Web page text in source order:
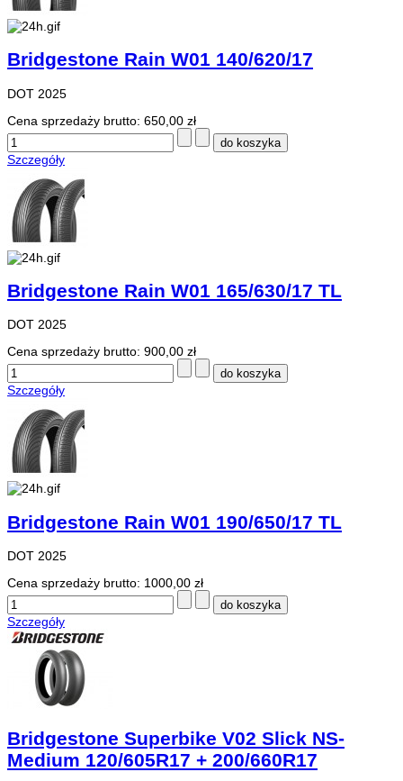
Bridgestone Rain W01 140/620/17
DOT 2025
Cena sprzedaży brutto: 650,00 zł
Szczegóły
Bridgestone Rain W01 165/630/17 TL
DOT 2025
Cena sprzedaży brutto: 900,00 zł
Szczegóły
Bridgestone Rain W01 190/650/17 TL
DOT 2025
Cena sprzedaży brutto: 1000,00 zł
Szczegóły
Bridgestone Superbike V02 Slick NS-
Medium 120/605R17 + 200/660R17